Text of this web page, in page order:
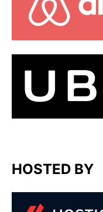
HOSTED BY